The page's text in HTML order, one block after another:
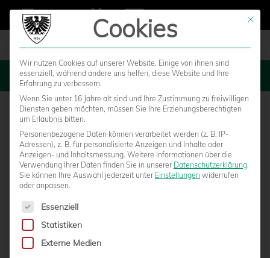
MENU
EIN RÜCKBLICK AUF DAS YOUNGSTARS-
Mit
Cookies
Wir nutzen Cookies auf unserer Website. Einige von ihnen sind
essenziell, während andere uns helfen, diese Website und Ihre
Erfahrung zu verbessern.
Wenn Sie unter 16 Jahre alt sind und Ihre Zustimmung zu freiwilligen
Diensten geben möchten, müssen Sie Ihre Erziehungsberechtigten
um Erlaubnis bitten.
Personenbezogene Daten können verarbeitet werden (z. B. IP-
Adressen), z. B. für personalisierte Anzeigen und Inhalte oder
Anzeigen- und Inhaltsmessung. Weitere Informationen über die
Verwendung Ihrer Daten finden Sie in unserer Datenschutzerklärung.
Sie können Ihre Auswahl jederzeit unter Einstellungen widerrufen
oder anpassen.
Es folgt eine Liste der Service-Gruppen, für die eine
Essenziell
Statistiken
Externe Medien